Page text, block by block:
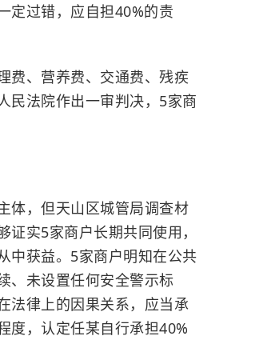
定过错，应自担40%的责
、 营养费、交通费、残疾
民法院作出一审判决，5家商
体，但天山区城管局调查材
实5家商户长期共同使用，
中获益。5家商户明知在公共
、未设置任何安全警示标
法律上的因果关系，应当承
度，认定任某自行承担40%